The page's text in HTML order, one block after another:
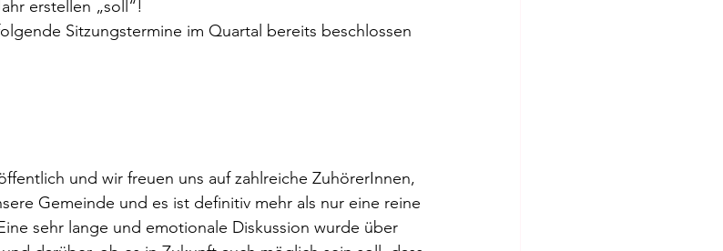
erstellen „soll“!
Sitzungstermine im Quartal bereits beschlossen
und wir freuen uns auf zahlreiche ZuhörerInnen,
Gemeinde und es ist definitiv mehr als nur eine reine
sehr lange und emotionale Diskussion wurde über